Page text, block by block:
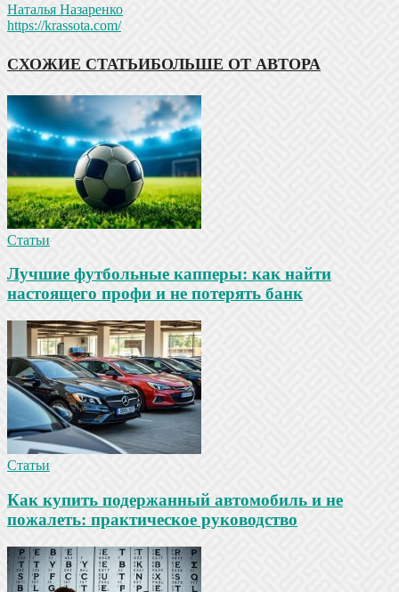
Наталья Назаренко
https://krassota.com/
СХОЖИЕ СТАТЬИБОЛЬШЕ ОТ АВТОРА
Статьи
Лучшие футбольные капперы: как найти
настоящего профи и не потерять банк
Статьи
Как купить подержанный автомобиль и не
пожалеть: практическое руководство